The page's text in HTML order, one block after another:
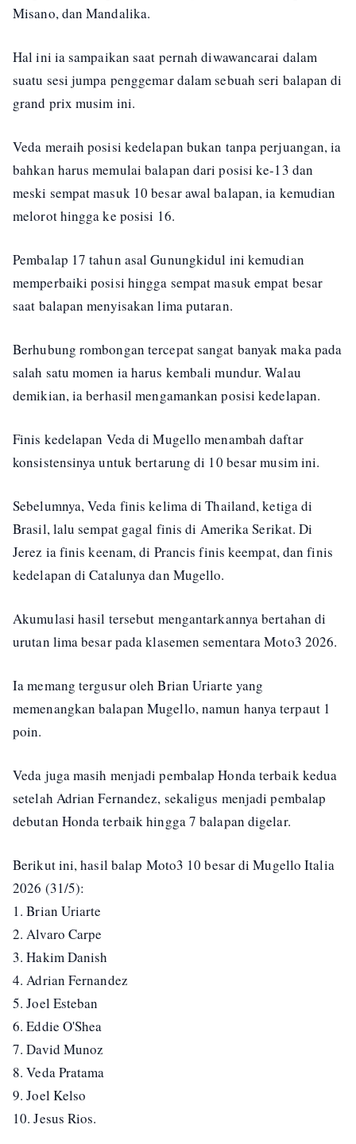
Misano, dan Mandalika.
Hal ini ia sampaikan saat pernah diwawancarai dalam
suatu sesi jumpa penggemar dalam sebuah seri balapan di
grand prix musim ini.
Veda meraih posisi kedelapan bukan tanpa perjuangan, ia
bahkan harus memulai balapan dari posisi ke-13 dan
meski sempat masuk 10 besar awal balapan, ia kemudian
melorot hingga ke posisi 16.
Pembalap 17 tahun asal Gunungkidul ini kemudian
memperbaiki posisi hingga sempat masuk empat besar
saat balapan menyisakan lima putaran.
Berhubung rombongan tercepat sangat banyak maka pada
salah satu momen ia harus kembali mundur. Walau
demikian, ia berhasil mengamankan posisi kedelapan.
Finis kedelapan Veda di Mugello menambah daftar
konsistensinya untuk bertarung di 10 besar musim ini.
Sebelumnya, Veda finis kelima di Thailand, ketiga di
Brasil, lalu sempat gagal finis di Amerika Serikat. Di
Jerez ia finis keenam, di Prancis finis keempat, dan finis
kedelapan di Catalunya dan Mugello.
Akumulasi hasil tersebut mengantarkannya bertahan di
urutan lima besar pada klasemen sementara Moto3 2026.
Ia memang tergusur oleh Brian Uriarte yang
memenangkan balapan Mugello, namun hanya terpaut 1
poin.
Veda juga masih menjadi pembalap Honda terbaik kedua
setelah Adrian Fernandez, sekaligus menjadi pembalap
debutan Honda terbaik hingga 7 balapan digelar.
Berikut ini, hasil balap Moto3 10 besar di Mugello Italia
2026 (31/5):
1. Brian Uriarte
2. Alvaro Carpe
3. Hakim Danish
4. Adrian Fernandez
5. Joel Esteban
6. Eddie O'Shea
7. David Munoz
8. Veda Pratama
9. Joel Kelso
10. Jesus Rios.